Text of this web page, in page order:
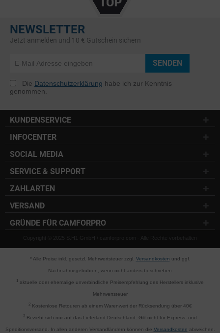
NEWSLETTER
Jetzt anmelden und 10 € Gutschein sichern
SENDEN
Die Datenschutzerklärung habe ich zur Kenntnis
genommen.
KUNDENSERVICE
INFOCENTER
SOCIAL MEDIA
SERVICE & SUPPORT
ZAHLARTEN
VERSAND
GRÜNDE FÜR CAMFORPRO
Copyright © 2025 S.H1 GmbH / camforpro.com - Alle Rechte vorbehalten
* Alle Preise inkl. gesetzl. Mehrwertsteuer zzgl. Versandkosten und ggf.
Nachnahmegebühren, wenn nicht anders beschrieben
aktuelle oder ehemalige unverbindliche Preisempfehlung des Herstellers inklusive
Mehrwertsteuer
2Kostenlose Retouren ab einem Warenwert der Rücksendung über 40€
3 Bezieht sich nur auf das Lieferland Deutschland. Gilt nicht für Express- und
Speditionsversand. In allen anderen Versandländern können die Versandkosten abweichen.